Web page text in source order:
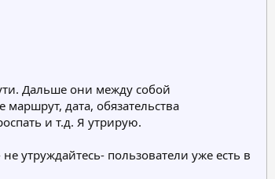
Дальше они между собой
дата, обязательства
и т.д. Я утрирую.
утруждайтесь- пользователи уже есть в